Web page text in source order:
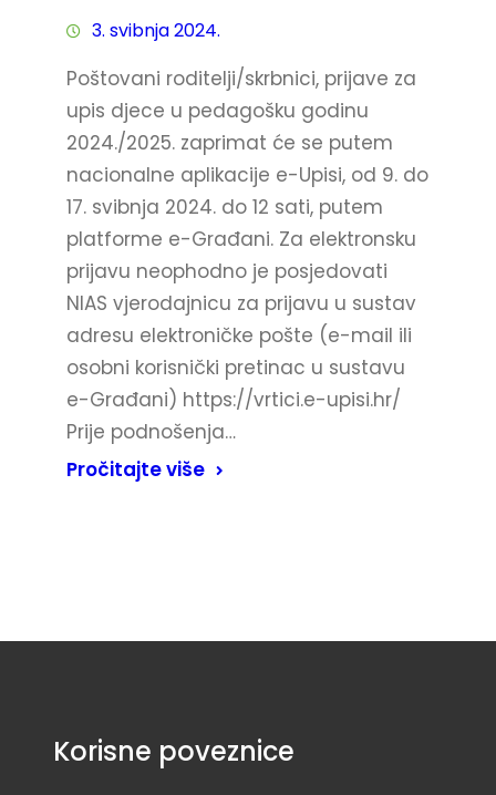
3. svibnja 2024.
Poštovani roditelji/skrbnici, prijave za
upis djece u pedagošku godinu
2024./2025. zaprimat će se putem
nacionalne aplikacije e-Upisi, od 9. do
17. svibnja 2024. do 12 sati, putem
platforme e-Građani. Za elektronsku
prijavu neophodno je posjedovati
NIAS vjerodajnicu za prijavu u sustav
adresu elektroničke pošte (e-mail ili
osobni korisnički pretinac u sustavu
e-Građani) https://vrtici.e-upisi.hr/
Prije podnošenja…
Pročitajte više
Korisne poveznice